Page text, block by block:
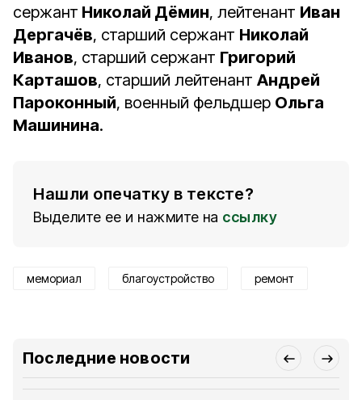
сержант Николай Дёмин, лейтенант Иван
Дергачёв, старший сержант Николай
Иванов, старший сержант Григорий
Карташов, старший лейтенант Андрей
Пароконный, военный фельдшер Ольга
Машинина.
Нашли опечатку в тексте?
Выделите ее и нажмите на ссылку
мемориал благоустройство ремонт
Последние новости